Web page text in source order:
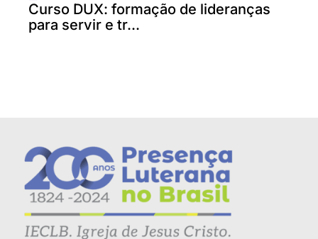
Curso DUX: formação de lideranças
para servir e tr...